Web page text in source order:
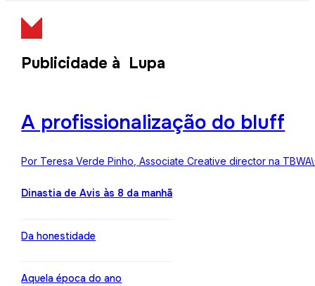
Publicidade à Lupa
A profissionalização do bluff
Por Teresa Verde Pinho, Associate Creative director na
Dinastia de Avis às 8 da manhã
Da honestidade
Aquela época do ano